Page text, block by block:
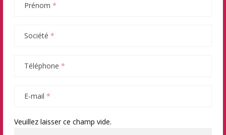
Prénom *
Société *
Téléphone *
E-mail *
Veuillez laisser ce champ vide.